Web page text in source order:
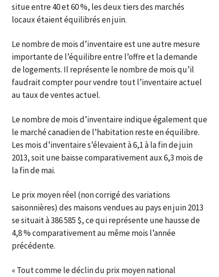
situe entre 40 et 60 %, les deux tiers des marchés
locaux étaient équilibrés en juin.
Le nombre de mois d’inventaire est une autre mesure
importante de l’équilibre entre l’offre et la demande
de logements. Il représente le nombre de mois qu’il
faudrait compter pour vendre tout l’inventaire actuel
au taux de ventes actuel.
Le nombre de mois d’inventaire indique également que
le marché canadien de l’habitation reste en équilibre.
Les mois d’inventaire s’élevaient à 6,1 à la fin de juin
2013, soit une baisse comparativement aux 6,3 mois de
la fin de mai.
Le prix moyen réel (non corrigé des variations
saisonnières) des maisons vendues au pays en juin 2013
se situait à 386 585 $, ce qui représente une hausse de
4,8 % comparativement au même mois l’année
précédente.
« Tout comme le déclin du prix moyen national